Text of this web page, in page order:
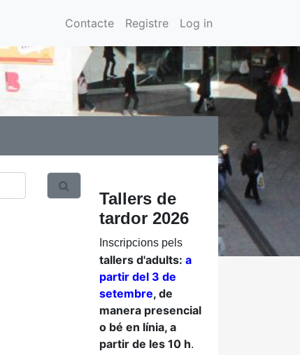
Contacte Registre Log in
Tallers de
tardor 2026
Inscripcions pels
tallers d'adults: a
partir del 3 de
setembre, de
manera presencial
o bé en línia, a
partir de les 10 h.